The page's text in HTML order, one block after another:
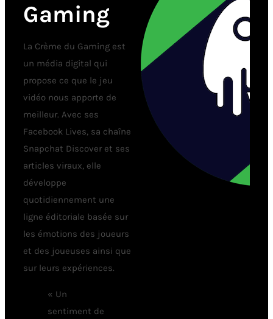
Gaming
La Crème du Gaming est
un média digital qui
propose ce que le jeu
vidéo nous apporte de
meilleur. Avec ses
Facebook Lives, sa chaîne
Snapchat Discover et ses
articles viraux, elle
développe
quotidiennement une
ligne éditoriale basée sur
les émotions des joueurs
et des joueuses ainsi que
sur leurs expériences.
« Un
sentiment de